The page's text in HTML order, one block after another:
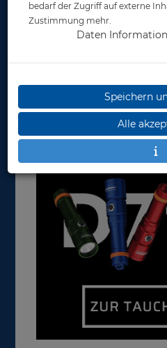
bedarf der Zugriff auf externe
Zustimmung mehr.
Daten
Speichern
Alle